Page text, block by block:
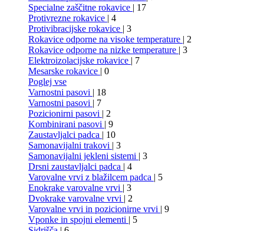
Specialne zaščitne rokavice | 17
Protivrezne rokavice | 4
Protivibracijske rokavice | 3
Rokavice odporne na visoke temperature | 2
Rokavice odporne na nizke temperature | 3
Elektroizolacijske rokavice | 7
Mesarske rokavice | 0
Poglej vse
Varnostni pasovi | 18
Varnostni pasovi | 7
Pozicionirni pasovi | 2
Kombinirani pasovi | 9
Zaustavljalci padca | 10
Samonavijalni trakovi | 3
Samonavijalni jekleni sistemi | 3
Drsni zaustavljalci padca | 4
Varovalne vrvi z blažilcem padca | 5
Enokrake varovalne vrvi | 3
Dvokrake varovalne vrvi | 2
Varovalne vrvi in pozicionirne vrvi | 9
Vponke in spojni elementi | 5